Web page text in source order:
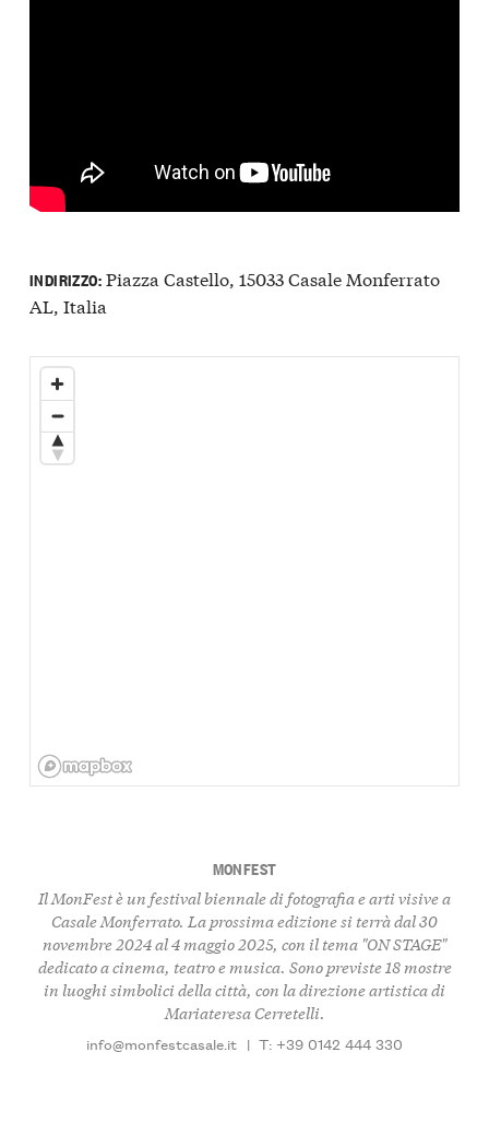
INDIRIZZO:Piazza Castello, 15033 Casale Monferrato
AL, Italia
MONFEST
Il MonFest è un festival biennale di fotografia e arti visive a
Casale Monferrato. La prossima edizione si terrà dal 30
novembre 2024 al 4 maggio 2025, con il tema "ON STAGE"
dedicato a cinema, teatro e musica. Sono previste 18 mostre
in luoghi simbolici della città, con la direzione artistica di
Mariateresa Cerretelli.
info@monfestcasale.it | T: +39 0142 444 330